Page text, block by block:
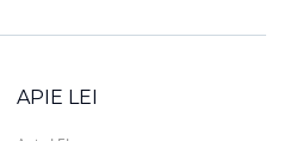
APIE LEI